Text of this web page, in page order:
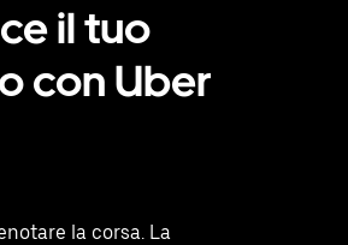
il tuo
con Uber
la corsa. La